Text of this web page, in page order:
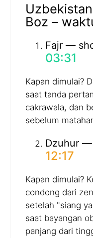
Boz –
Fajr —
03:31
Kapan dimulai?
saat tanda
cakrawala, dan
sebelum
Dzuhur —
12:17
Kapan dimulai?
condong dari
setelah "siang
saat bayangan
panjang dari